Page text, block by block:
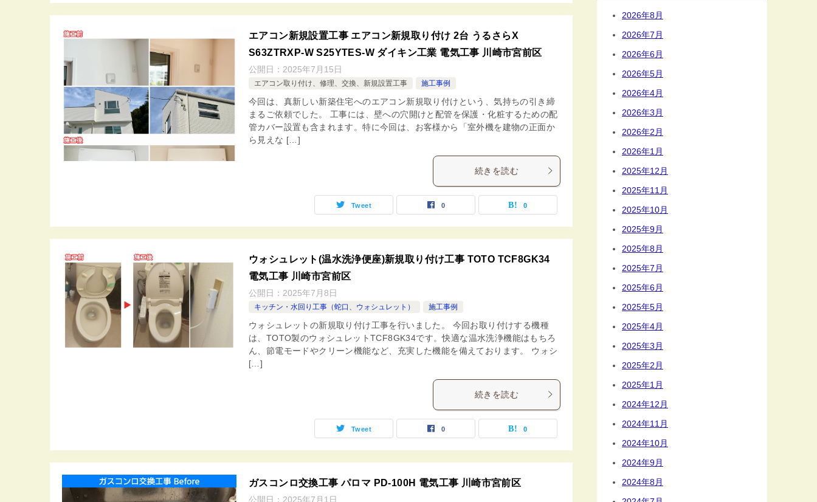
エアコン新規設置工事 エアコン新規取り付け 2台 うるさらX
S63ZTRXP-W S25YTES-W ダイキン工業 電気工事 川崎市宮前区
公開日： 2025年7月15日
エアコン取り付け、修理、交換、新規設置工事 施工事例
今回は、真新しい新築住宅へのエアコン新規取り付けという、気持ちの引き締
まるご依頼でした。 工事には、壁への穴開けと配管を保護・化粧するための配
管カバー設置も含まれます。特に今回は、お客様から「室外機を建物の正面か
ら見えな […]
続きを読む
Tweet 0 0
ウォシュレット(温水洗浄便座)新規取り付け工事 TOTO TCF8GK34
電気工事 川崎市宮前区
公開日： 2025年7月8日
キッチン・水回り工事（蛇口、ウォシュレット） 施工事例
ウォシュレットの新規取り付け工事を行いました。 今回お取り付けする機種
は、TOTO製のウォシュレットTCF8GK34です。快適な温水洗浄機能はもちろ
ん、節電モードやクリーン機能など、充実した機能を備えております。 ウォシ
[…]
続きを読む
Tweet 0 0
ガスコンロ交換工事 パロマ PD-100H 電気工事 川崎市宮前区
公開日： 2025年7月1日
2026年8月
2026年7月
2026年6月
2026年5月
2026年4月
2026年3月
2026年2月
2026年1月
2025年12月
2025年11月
2025年10月
2025年9月
2025年8月
2025年7月
2025年6月
2025年5月
2025年4月
2025年3月
2025年2月
2025年1月
2024年12月
2024年11月
2024年10月
2024年9月
2024年8月